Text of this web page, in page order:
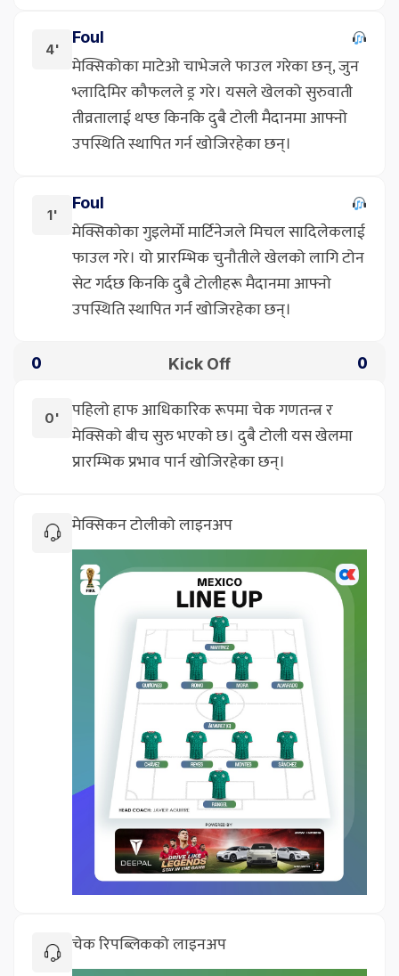
4'
Foul
मेक्सिकोका माटेओ चाभेजले फाउल गरेका छन्, जुन
भ्लादिमिर कौफलले ड्र गरे। यसले खेलको सुरुवाती
तीव्रतालाई थप्छ किनकि दुबै टोली मैदानमा आफ्नो
उपस्थिति स्थापित गर्न खोजिरहेका छन्।
1'
Foul
मेक्सिकोका गुइलेर्मो मार्टिनेजले मिचल सादिलेकलाई
फाउल गरे। यो प्रारम्भिक चुनौतीले खेलको लागि टोन
सेट गर्दछ किनकि दुबै टोलीहरू मैदानमा आफ्नो
उपस्थिति स्थापित गर्न खोजिरहेका छन्।
0 Kick Off 0
0'
पहिलो हाफ आधिकारिक रूपमा चेक गणतन्त्र र
मेक्सिको बीच सुरु भएको छ। दुबै टोली यस खेलमा
प्रारम्भिक प्रभाव पार्न खोजिरहेका छन्।
मेक्सिकन टोलीको लाइनअप
चेक रिपब्लिकको लाइनअप